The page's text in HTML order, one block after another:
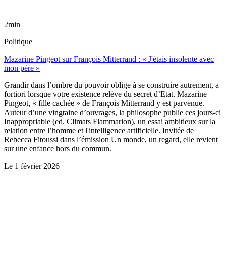
2min
Politique
Mazarine Pingeot sur François Mitterrand : « J'étais insolente avec
mon père »
Grandir dans l’ombre du pouvoir oblige à se construire autrement, a
fortiori lorsque votre existence relève du secret d’Etat. Mazarine
Pingeot, « fille cachée » de François Mitterrand y est parvenue.
Auteur d’une vingtaine d’ouvrages, la philosophe publie ces jours-ci
Inappropriable (ed. Climats Flammarion), un essai ambitieux sur la
relation entre l’homme et l'intelligence artificielle. Invitée de
Rebecca Fitoussi dans l’émission Un monde, un regard, elle revient
sur une enfance hors du commun.
Le 1 février 2026